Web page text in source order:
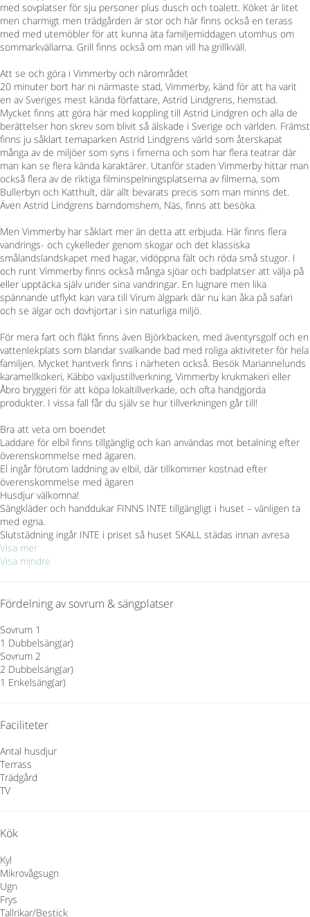
med sovplatser för sju personer plus dusch och toalett. Köket är litet
men charmigt men trädgården är stor och här finns också en terass
med med utemöbler för att kunna äta familjemiddagen utomhus om
sommarkvällarna. Grill finns också om man vill ha grillkväll.
Att se och göra i Vimmerby och närområdet
20 minuter bort har ni närmaste stad, Vimmerby, känd för att ha varit
en av Sveriges mest kända författare, Astrid Lindgrens, hemstad.
Mycket finns att göra här med koppling till Astrid Lindgren och alla de
berättelser hon skrev som blivit så älskade i Sverige och världen. Främst
finns ju såklart temaparken Astrid Lindgrens värld som återskapat
många av de miljöer som syns i fimerna och som har flera teatrar där
man kan se flera kända karaktärer. Utanför staden Vimmerby hittar man
också flera av de riktiga filminspelningsplatserna av filmerna, som
Bullerbyn och Katthult, där allt bevarats precis som man minns det.
Även Astrid Lindgrens barndomshem, Näs, finns att besöka.
Men Vimmerby har såklart mer än detta att erbjuda. Här finns flera
vandrings- och cykelleder genom skogar och det klassiska
smålandslandskapet med hagar, vidöppna fält och röda små stugor. I
och runt Vimmerby finns också många sjöar och badplatser att välja på
eller upptäcka själv under sina vandringar. En lugnare men lika
spännande utflykt kan vara till Virum älgpark där nu kan åka på safari
och se älgar och dovhjortar i sin naturliga miljö.
För mera fart och fläkt finns även Björkbacken, med äventyrsgolf och en
vattenlekplats som blandar svalkande bad med roliga aktiviteter för hela
familjen. Mycket hantverk finns i närheten också. Besök Mariannelunds
karamellkokeri, Käbbo vaxljustillverkning, Vimmerby krukmakeri eller
Åbro bryggeri för att köpa lokaltillverkade, och ofta handgjorda
produkter. I vissa fall får du själv se hur tillverkningen går till!
Bra att veta om boendet
Laddare för elbil finns tillgänglig och kan användas mot betalning efter
överenskommelse med ägaren.
El ingår förutom laddning av elbil, där tillkommer kostnad efter
överenskommelse med ägaren
Husdjur välkomna!
Sängkläder och handdukar FINNS INTE tillgängligt i huset – vänligen ta
med egna.
Slutstädning ingår INTE i priset så huset SKALL städas innan avresa
Visa mer
Visa mindre
Fördelning av sovrum & sängplatser
Sovrum 1
1 Dubbelsäng(ar)
Sovrum 2
2 Dubbelsäng(ar)
1 Enkelsäng(ar)
Faciliteter
Antal husdjur
Terrass
Trädgård
TV
Kök
Kyl
Mikrovågsugn
Ugn
Frys
Tallrikar/Bestick